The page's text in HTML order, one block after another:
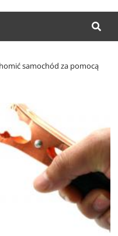
samochód za pomocą